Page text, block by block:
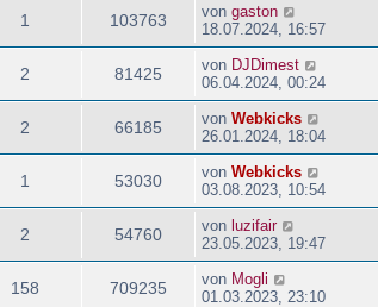
1 103763 von gaston
18.07.2024, 16:57
2 81425 von DJDimest
06.04.2024, 00:24
2 66185 von Webkicks
26.01.2024, 18:04
1 53030 von Webkicks
03.08.2023, 10:54
2 54760 von luzifair
23.05.2023, 19:47
158 709235 von Mogli
01.03.2023, 23:10